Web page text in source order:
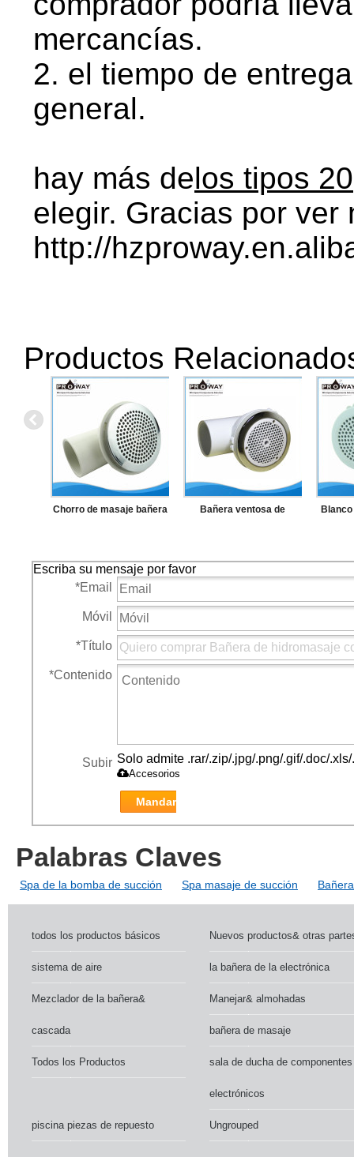
mercancías.
2. el tiempo de
general.
hay más delos tipos 20
elegir. Gracias por ver
http://
Productos
Chorro de masaje bañera Bañera ventosa de
Escriba su mensaje por favor
*Email
Móvil
*Título
*Contenido
Subir Solo admite .rar/.zip/.jpg/.png/.gif/.doc/
Accesorios
Mandar
Palabras Claves
Spa de la bomba de succión Spa masaje de succión
todos los productos básicos Nuevos productos& otras
sistema de aire la bañera de la electrónica
Mezclador de la bañera&
cascada
Manejar& almohadas
bañera de masaje
Todos los Productos sala de ducha de componentes
electrónicos
piscina piezas de repuesto Ungrouped